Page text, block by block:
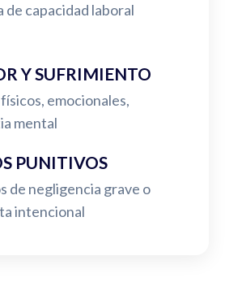
de capacidad laboral
Y SUFRIMIENTO
emocionales,
mental
PUNITIVOS
de negligencia grave o
intencional